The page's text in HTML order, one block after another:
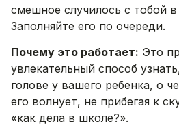
смешное случилось с тобой
Заполняйте его по очереди.
Почему это работает: Это
увлекательный способ
голове у вашего ребенка, о
его волнует, не прибегая к
«как дела в школе?».